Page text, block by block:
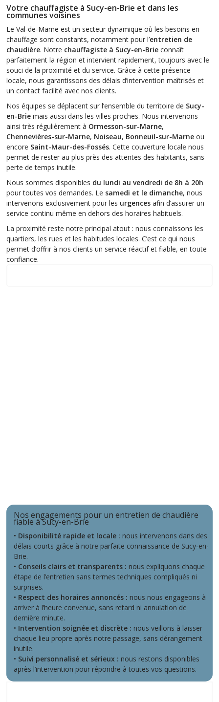
Votre chauffagiste à Sucy-en-Brie et dans les
communes voisines
Le Val-de-Marne est un secteur dynamique où les besoins en
chauffage sont constants, notamment pour l’entretien de
chaudière. Notre chauffagiste à Sucy-en-Brie connaît
parfaitement la région et intervient rapidement, toujours avec le
souci de la proximité et du service. Grâce à cette présence
locale, nous garantissons des délais d’intervention maîtrisés et
un contact facilité avec nos clients.
Nos équipes se déplacent sur l’ensemble du territoire de Sucy-
en-Brie mais aussi dans les villes proches. Nous intervenons
ainsi très régulièrement à Ormesson-sur-Marne,
Chennevières-sur-Marne, Noiseau, Bonneuil-sur-Marne ou
encore Saint-Maur-des-Fossés. Cette couverture locale nous
permet de rester au plus près des attentes des habitants, sans
perte de temps inutile.
Nous sommes disponibles du lundi au vendredi de 8h à 20h
pour toutes vos demandes. Le samedi et le dimanche, nous
intervenons exclusivement pour les urgences afin d’assurer un
service continu même en dehors des horaires habituels.
La proximité reste notre principal atout : nous connaissons les
quartiers, les rues et les habitudes locales. C’est ce qui nous
permet d’offrir à nos clients un service réactif et fiable, en toute
confiance.
Nos engagements pour un entretien de chaudière
fiable à Sucy-en-Brie
• Disponibilité rapide et locale : nous intervenons dans des
délais courts grâce à notre parfaite connaissance de Sucy-en-
Brie.
• Conseils clairs et transparents : nous expliquons chaque
étape de l’entretien sans termes techniques compliqués ni
surprises.
• Respect des horaires annoncés : nous nous engageons à
arriver à l’heure convenue, sans retard ni annulation de
dernière minute.
• Intervention soignée et discrète : nous veillons à laisser
chaque lieu propre après notre passage, sans dérangement
inutile.
• Suivi personnalisé et sérieux : nous restons disponibles
après l’intervention pour répondre à toutes vos questions.